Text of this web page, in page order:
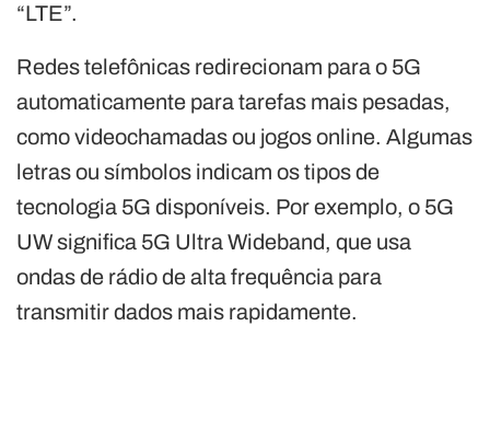
“LTE”.
Redes telefônicas redirecionam para o 5G
automaticamente para tarefas mais pesadas,
como videochamadas ou jogos online. Algumas
letras ou símbolos indicam os tipos de
tecnologia 5G disponíveis. Por exemplo, o 5G
UW significa 5G Ultra Wideband, que usa
ondas de rádio de alta frequência para
transmitir dados mais rapidamente.